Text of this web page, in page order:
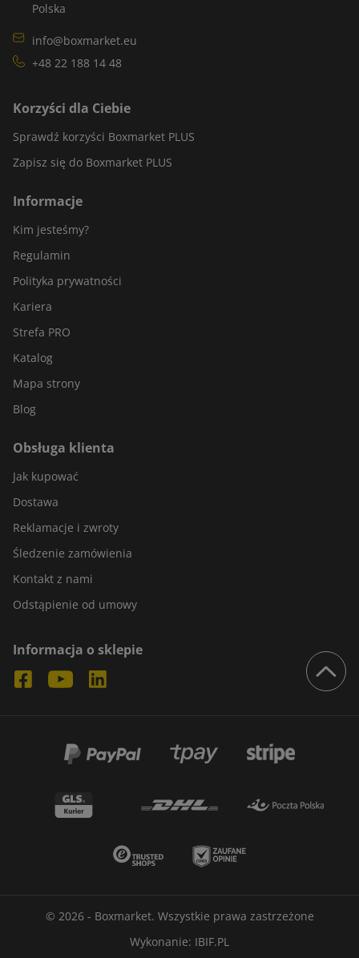
Polska
info@boxmarket.eu
+48 22 188 14 48
Korzyści dla Ciebie
Sprawdź korzyści Boxmarket PLUS
Zapisz się do Boxmarket PLUS
Informacje
Kim jesteśmy?
Regulamin
Polityka prywatności
Kariera
Strefa PRO
Katalog
Mapa strony
Blog
Obsługa klienta
Jak kupować
Dostawa
Reklamacje i zwroty
Śledzenie zamówienia
Kontakt z nami
Odstąpienie od umowy
Informacja o sklepie
© 2026 - Boxmarket. Wszystkie prawa zastrzeżone
Wykonanie: IBIF.PL